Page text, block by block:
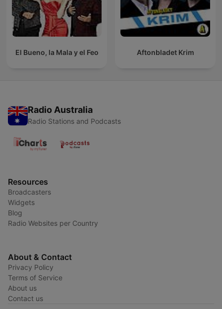
El Bueno, la Mala y el Feo Aftonbladet Krim
Radio Australia
Radio Stations and Podcasts
Resources
Broadcasters
Widgets
Blog
Radio Websites per Country
About & Contact
Privacy Policy
Terms of Service
About us
Contact us